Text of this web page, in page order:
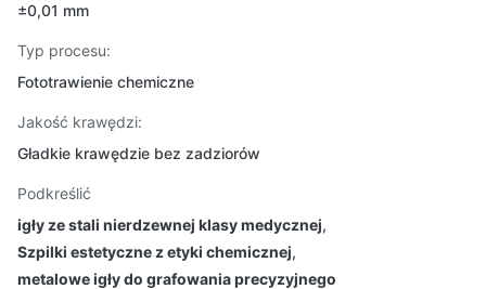
±0,01 mm
Typ procesu:
Fototrawienie chemiczne
Jakość krawędzi:
Gładkie krawędzie bez zadziorów
Podkreślić
igły ze stali nierdzewnej klasy medycznej,
Szpilki estetyczne z etyki chemicznej,
metalowe igły do grafowania precyzyjnego